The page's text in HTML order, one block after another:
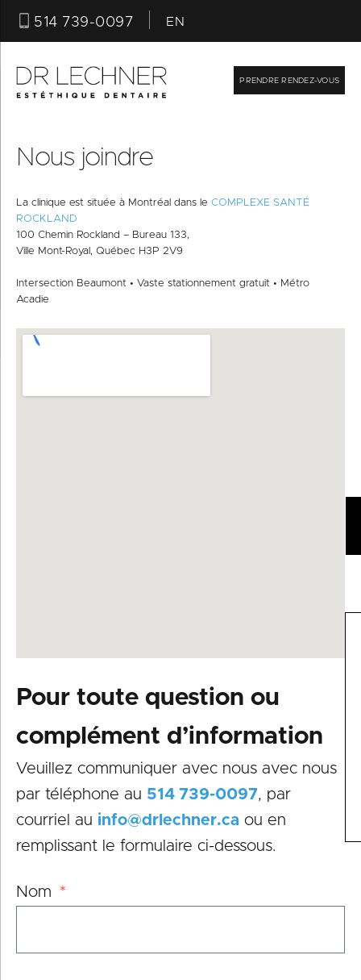
514 739-0097 EN
PRENDRE RENDEZ-VOUS
Nous joindre
La clinique est située à Montréal dans le COMPLEXE SANTÉ
ROCKLAND
100 Chemin Rockland – Bureau 133,
Ville Mont-Royal, Québec H3P 2V9
Intersection Beaumont • Vaste stationnement gratuit • Métro
Acadie
Pour toute question ou
complément d’information
Veuillez communiquer avec nous avec nous
par téléphone au 514 739-0097, par
courriel au info@drlechner.ca ou en
remplissant le formulaire ci-dessous.
Nom